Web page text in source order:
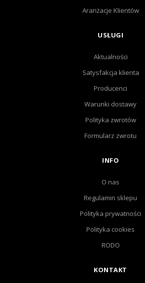
Aranżacje Klientów
USŁUGI
Aktualności
Satysfakcja klienta
Producenci
Warunki dostawy
Polityka zwrotów
Formularz zwrotu
INFO
O nas
Regulamin sklepu
Polityka prywatności
Polityka cookies
RODO
KONTAKT